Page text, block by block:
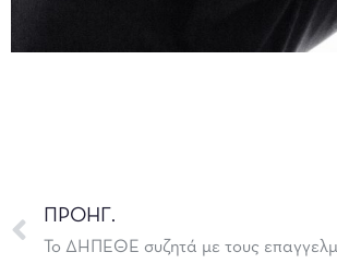
ΠΡΟΗΓ.
Το ΔΗΠΕΘΕ συζητά με τους